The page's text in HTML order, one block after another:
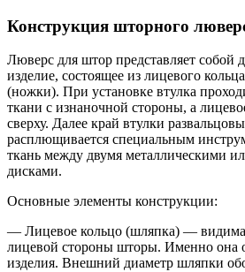
Конструкция шторного
Люверс для штор представляет собой
изделие, состоящее из лицевого
(ножки). При установке втулка
ткани с изнаночной стороны, а
сверху. Далее край втулки
расплющивается специальным
ткань между двумя металлическими
дисками.
Основные элементы конструкции:
— Лицевое кольцо (шляпка) —
лицевой стороны шторы. Именно она
изделия. Внешний диаметр шляпки